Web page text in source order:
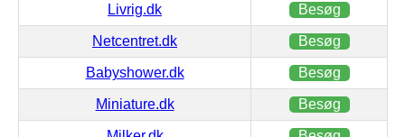
Livrig.dk Besøg
Netcentret.dk Besøg
Babyshower.dk Besøg
Miniature.dk Besøg